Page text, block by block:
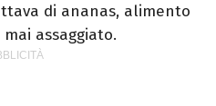
di ananas, alimento
assaggiato.